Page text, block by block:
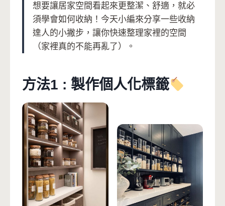
想要讓居家空間看起來更整潔、舒適，就必
須學會如何收納！今天小編來分享一些收納
達人的小撇步，讓你快速整理家裡的空間
（家裡真的不能再亂了）。
方法1 : 製作個人化標籤